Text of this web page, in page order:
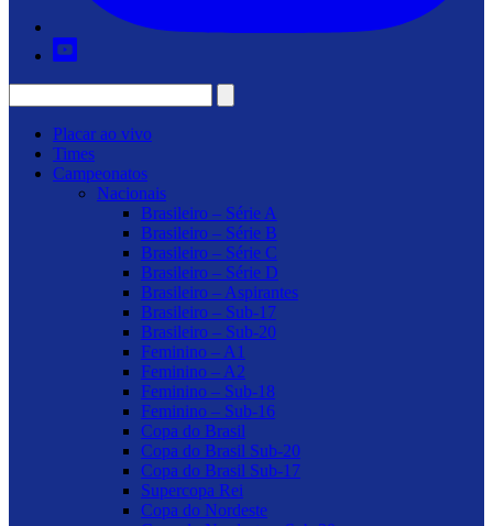
Placar ao vivo
Times
Campeonatos
Nacionais
Brasileiro – Série A
Brasileiro – Série B
Brasileiro – Série C
Brasileiro – Série D
Brasileiro – Aspirantes
Brasileiro – Sub-17
Brasileiro – Sub-20
Feminino – A1
Feminino – A2
Feminino – Sub-18
Feminino – Sub-16
Copa do Brasil
Copa do Brasil Sub-20
Copa do Brasil Sub-17
Supercopa Rei
Copa do Nordeste